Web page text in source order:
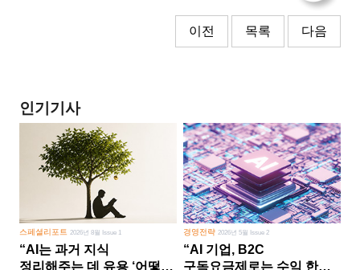
이전 목록 다음
인기기사
스페셜리포트2026년 8월 Issue 1
“AI는 과거 지식
정리해주는 데 유용 ‘어떻게
경영전략 2026년 5월 Issue 2
“AI 기업, B2C
구독요금제로는 수익 한계